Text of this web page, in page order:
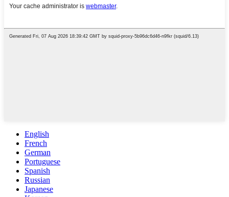
English
French
German
Portuguese
Spanish
Russian
Japanese